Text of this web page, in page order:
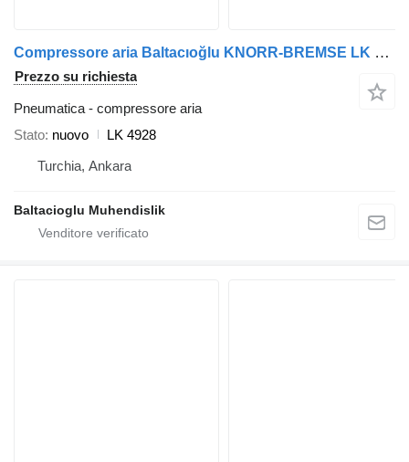
Compressore aria Baltacıoğlu KNORR-BREMSE LK 4928 per autobus
Prezzo su richiesta
Pneumatica - compressore aria
Stato nuovo
LK 4928
Turchia, Ankara
Baltacioglu Muhendislik